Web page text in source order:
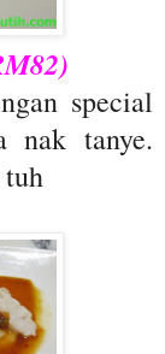
special
nak tanye.
tuh